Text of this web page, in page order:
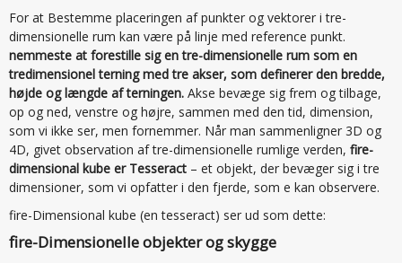
For at Bestemme placeringen af punkter og vektorer i tre-
dimensionelle rum kan være på linje med reference punkt.
nemmeste at forestille sig en tre-dimensionelle rum som en
tredimensionel terning med tre akser, som definerer den bredde,
højde og længde af terningen. Akse bevæge sig frem og tilbage,
op og ned, venstre og højre, sammen med den tid, dimension,
som vi ikke ser, men fornemmer. Når man sammenligner 3D og
4D, givet observation af tre-dimensionelle rumlige verden, fire-
dimensional kube er Tesseract – et objekt, der bevæger sig i tre
dimensioner, som vi opfatter i den fjerde, som e kan observere.
fire-Dimensional kube (en tesseract) ser ud som dette:
fire-Dimensionelle objekter og skygge